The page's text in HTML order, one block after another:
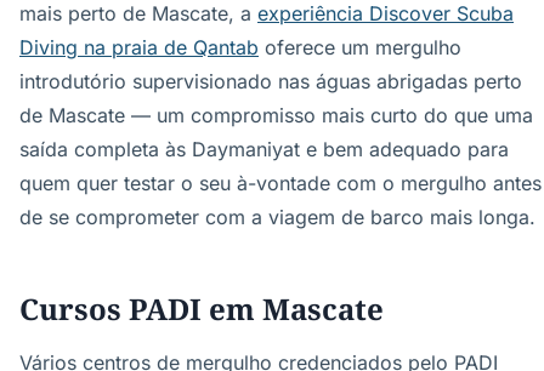
mais perto de Mascate, a experiência Discover Scuba
Diving na praia de Qantab oferece um mergulho
introdutório supervisionado nas águas abrigadas perto
de Mascate — um compromisso mais curto do que uma
saída completa às Daymaniyat e bem adequado para
quem quer testar o seu à-vontade com o mergulho antes
de se comprometer com a viagem de barco mais longa.
Cursos PADI em Mascate
Vários centros de mergulho credenciados pelo PADI